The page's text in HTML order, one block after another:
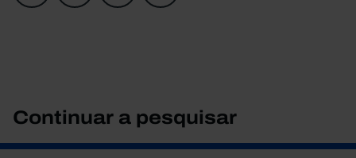
Continuar a pesquisar